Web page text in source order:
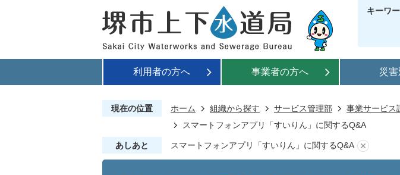
キーワ
利用者の方へ 事業者の方へ 災
現在の位置 ホーム 組織から探す サービス管理部 事業サービス
スマートフォンアプリ「すいりん」に関するQ&A
あしあと スマートフォンアプリ「すいりん」に関するQ&A